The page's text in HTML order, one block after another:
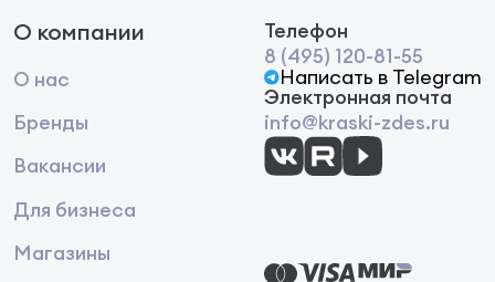
О компании
О нас
Бренды
Вакансии
Для бизнеса
Магазины
Телефон
8 (495) 120-81-55
Написать в Telegram
Электронная почта
info@kraski-zdes.ru